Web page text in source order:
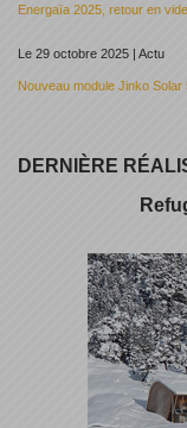
Energaïa 2025, retour en
Le 29 octobre 2025 | Actu
Nouveau module Jinko
DERNIÈRE